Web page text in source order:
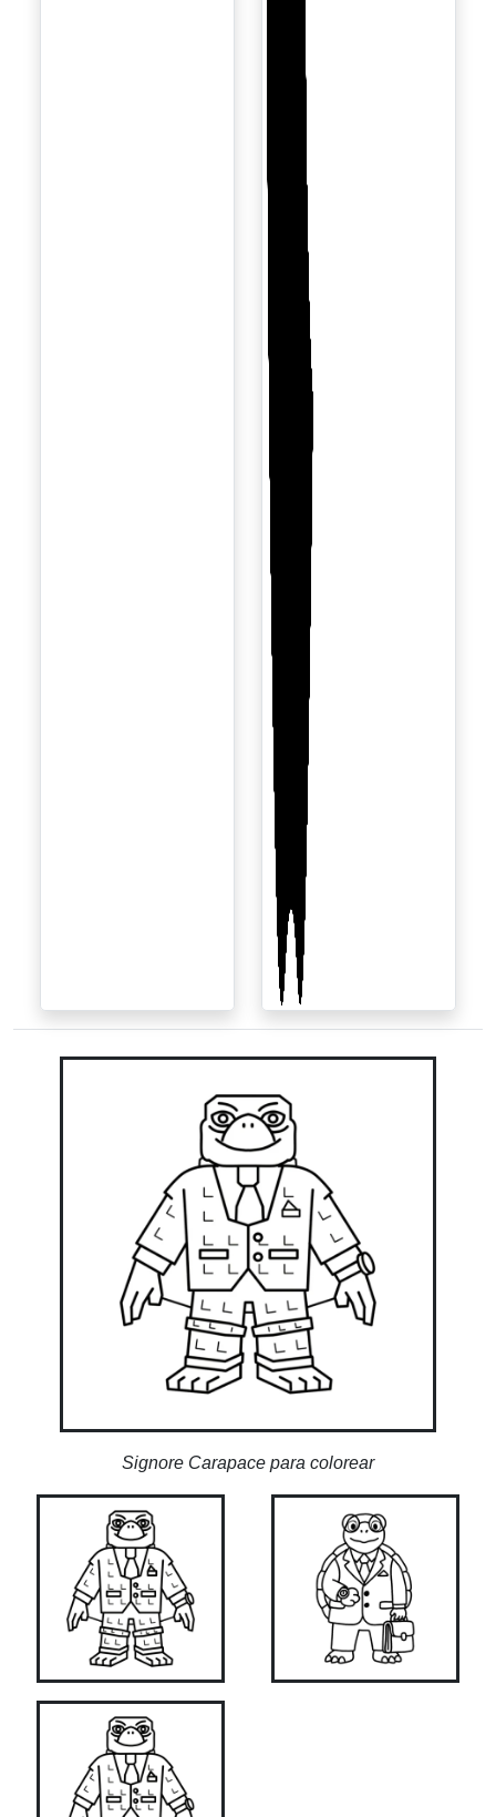
Signore Carapace para colorear